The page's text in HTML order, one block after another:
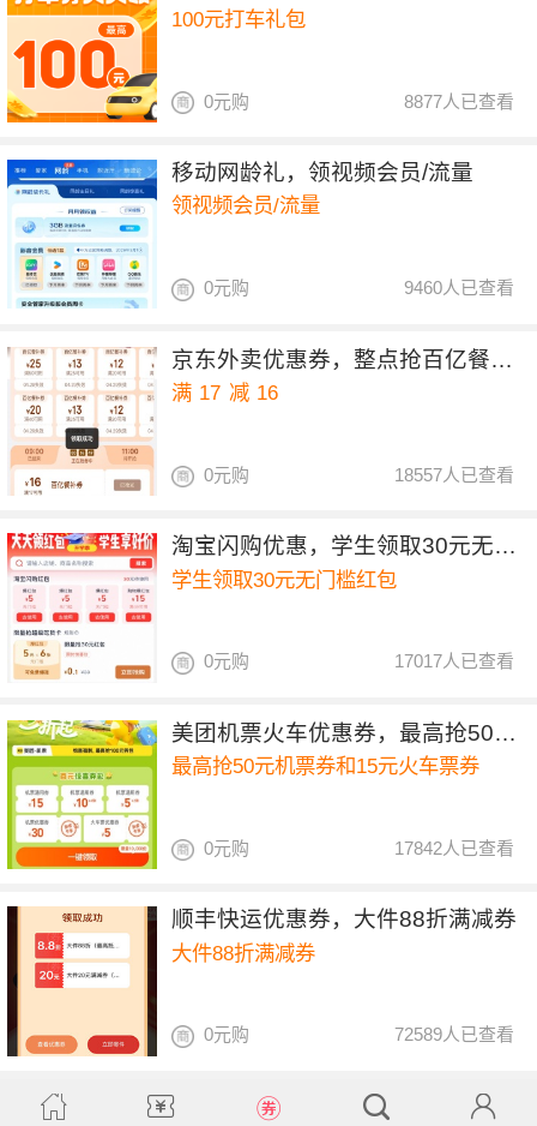
100元打车礼包
8877人已查看
0元购
移动网龄礼，领视频会员/流量
领视频会员/流量
9460人已查看
0元购
京东外卖优惠券，整点抢百亿餐补17-16券
满 17 减 16
18557人已查看
0元购
淘宝闪购优惠，学生领取30元无门槛红包
学生领取30元无门槛红包
17017人已查看
0元购
美团机票火车优惠券，最高抢50元机票券和15元火车票券
最高抢50元机票券和15元火车票券
17842人已查看
0元购
顺丰快运优惠券，大件88折满减券
大件88折满减券
72589人已查看
0元购